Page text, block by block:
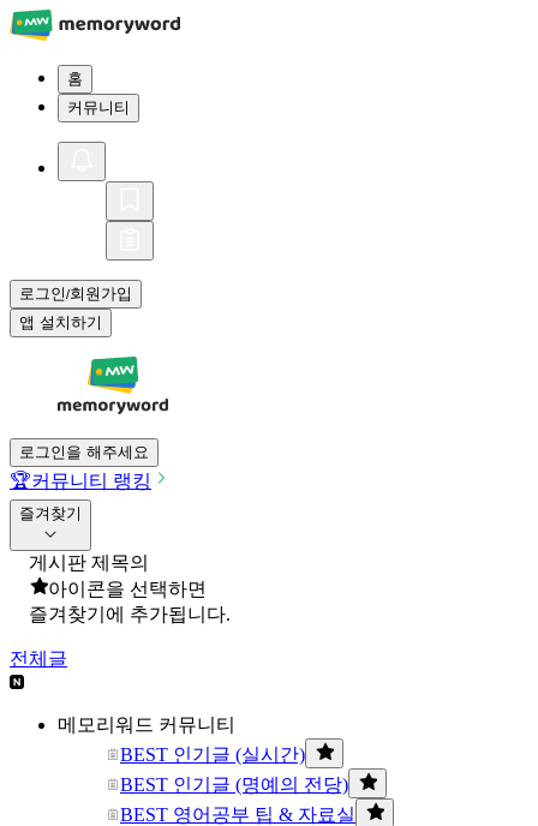
홈
커뮤니티
로그인/회원가입
앱 설치하기
로그인을 해주세요
🏆커뮤니티 랭킹
즐겨찾기
게시판 제목의
아이콘을 선택하면
즐겨찾기에 추가됩니다.
전체글
메모리워드 커뮤니티
BEST 인기글 (실시간)
BEST 인기글 (명예의 전당)
BEST 영어공부 팁 & 자료실